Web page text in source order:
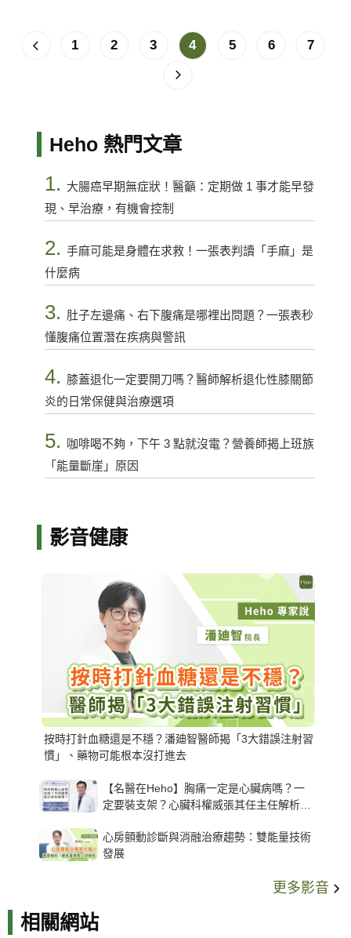
1 2 3 4 5 6 7
Heho 熱門文章
1. 大腸癌早期無症狀！醫籲：定期做 1 事才能早發
現、早治療，有機會控制
2. 手麻可能是身體在求救！一張表判讀「手麻」是
什麼病
3. 肚子左邊痛、右下腹痛是哪裡出問題？一張表秒
懂腹痛位置潛在疾病與警訊
4. 膝蓋退化一定要開刀嗎？醫師解析退化性膝關節
炎的日常保健與治療選項
5.
咖啡喝不夠，下午 3 點就沒電？營養師揭上班族
「能量斷崖」原因
影音健康
按時打針血糖還是不穩？潘廸智醫師揭「3大錯誤注射習
慣」、藥物可能根本沒打進去
【名醫在Heho】胸痛一定是心臟病嗎？一
定要裝支架？心臟科權威張其任主任解析支
心房顫動診斷與消融治療趨勢：雙能量技術
發展
更多影音
相關網站